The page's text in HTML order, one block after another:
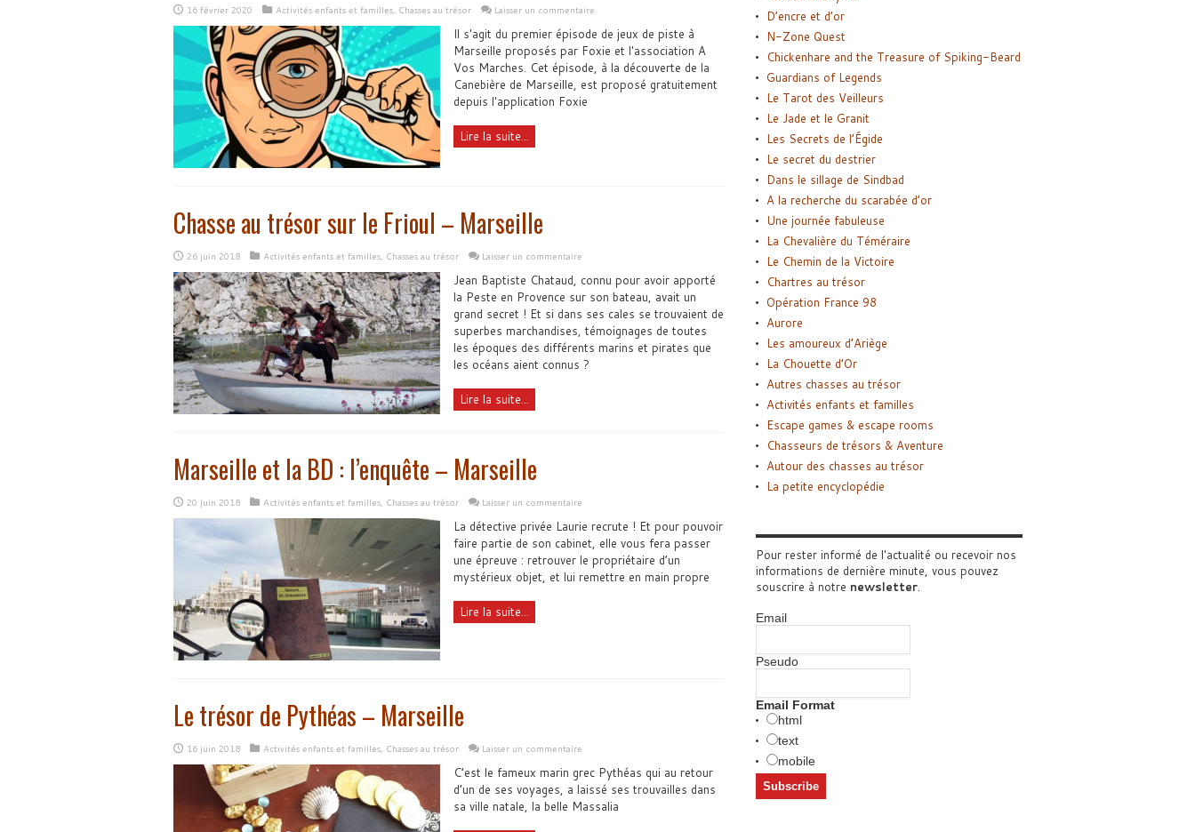
16 février 2020 Activités enfants et familles, Chasses au trésor Laisser un commentaire
Il s'agit du premier épisode de jeux de piste à
Marseille proposés par Foxie et l'association A
Vos Marches. Cet épisode, à la découverte de la
Canebière de Marseille, est proposé gratuitement
depuis l'application Foxie
Lire la suite...
Chasse au trésor sur le Frioul – Marseille
26 juin 2018 Activités enfants et familles, Chasses au trésor Laisser un commentaire
Jean Baptiste Chataud, connu pour avoir apporté
la Peste en Provence sur son bateau, avait un
grand secret ! Et si dans ses cales se trouvaient de
superbes marchandises, témoignages de toutes
les époques des différents marins et pirates que
les océans aient connus ?
Lire la suite...
Marseille et la BD : l’enquête – Marseille
20 juin 2018 Activités enfants et familles, Chasses au trésor Laisser un commentaire
La détective privée Laurie recrute ! Et pour pouvoir
faire partie de son cabinet, elle vous fera passer
une épreuve : retrouver le propriétaire d’un
mystérieux objet, et lui remettre en main propre
Lire la suite...
Le trésor de Pythéas – Marseille
16 juin 2018 Activités enfants et familles, Chasses au trésor Laisser un commentaire
C’est le fameux marin grec Pythéas qui au retour
d’un de ses voyages, a laissé ses trouvailles dans
sa ville natale, la belle Massalia
D’encre et d’or
N-Zone Quest
Chickenhare and the Treasure of Spiking-Beard
Guardians of Legends
Le Tarot des Veilleurs
Le Jade et le Granit
Les Secrets de l’Égide
Le secret du destrier
Dans le sillage de Sindbad
A la recherche du scarabée d’or
Une journée fabuleuse
La Chevalière du Téméraire
Le Chemin de la Victoire
Chartres au trésor
Opération France 98
Aurore
Les amoureux d’Ariège
La Chouette d’Or
Autres chasses au trésor
Activités enfants et familles
Escape games & escape rooms
Chasseurs de trésors & Aventure
Autour des chasses au trésor
La petite encyclopédie
Pour rester informé de l'actualité ou recevoir nos
informations de dernière minute, vous pouvez
souscrire à notre newsletter.
Email
Pseudo
Email Format
html
text
mobile